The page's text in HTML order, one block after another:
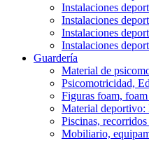
Instalaciones
Instalaciones
Instalaciones
Instalaciones
Guardería
Material de
Psicomotricidad,
Figuras foam,
Material deportivo:
Piscinas,
Mobiliario,